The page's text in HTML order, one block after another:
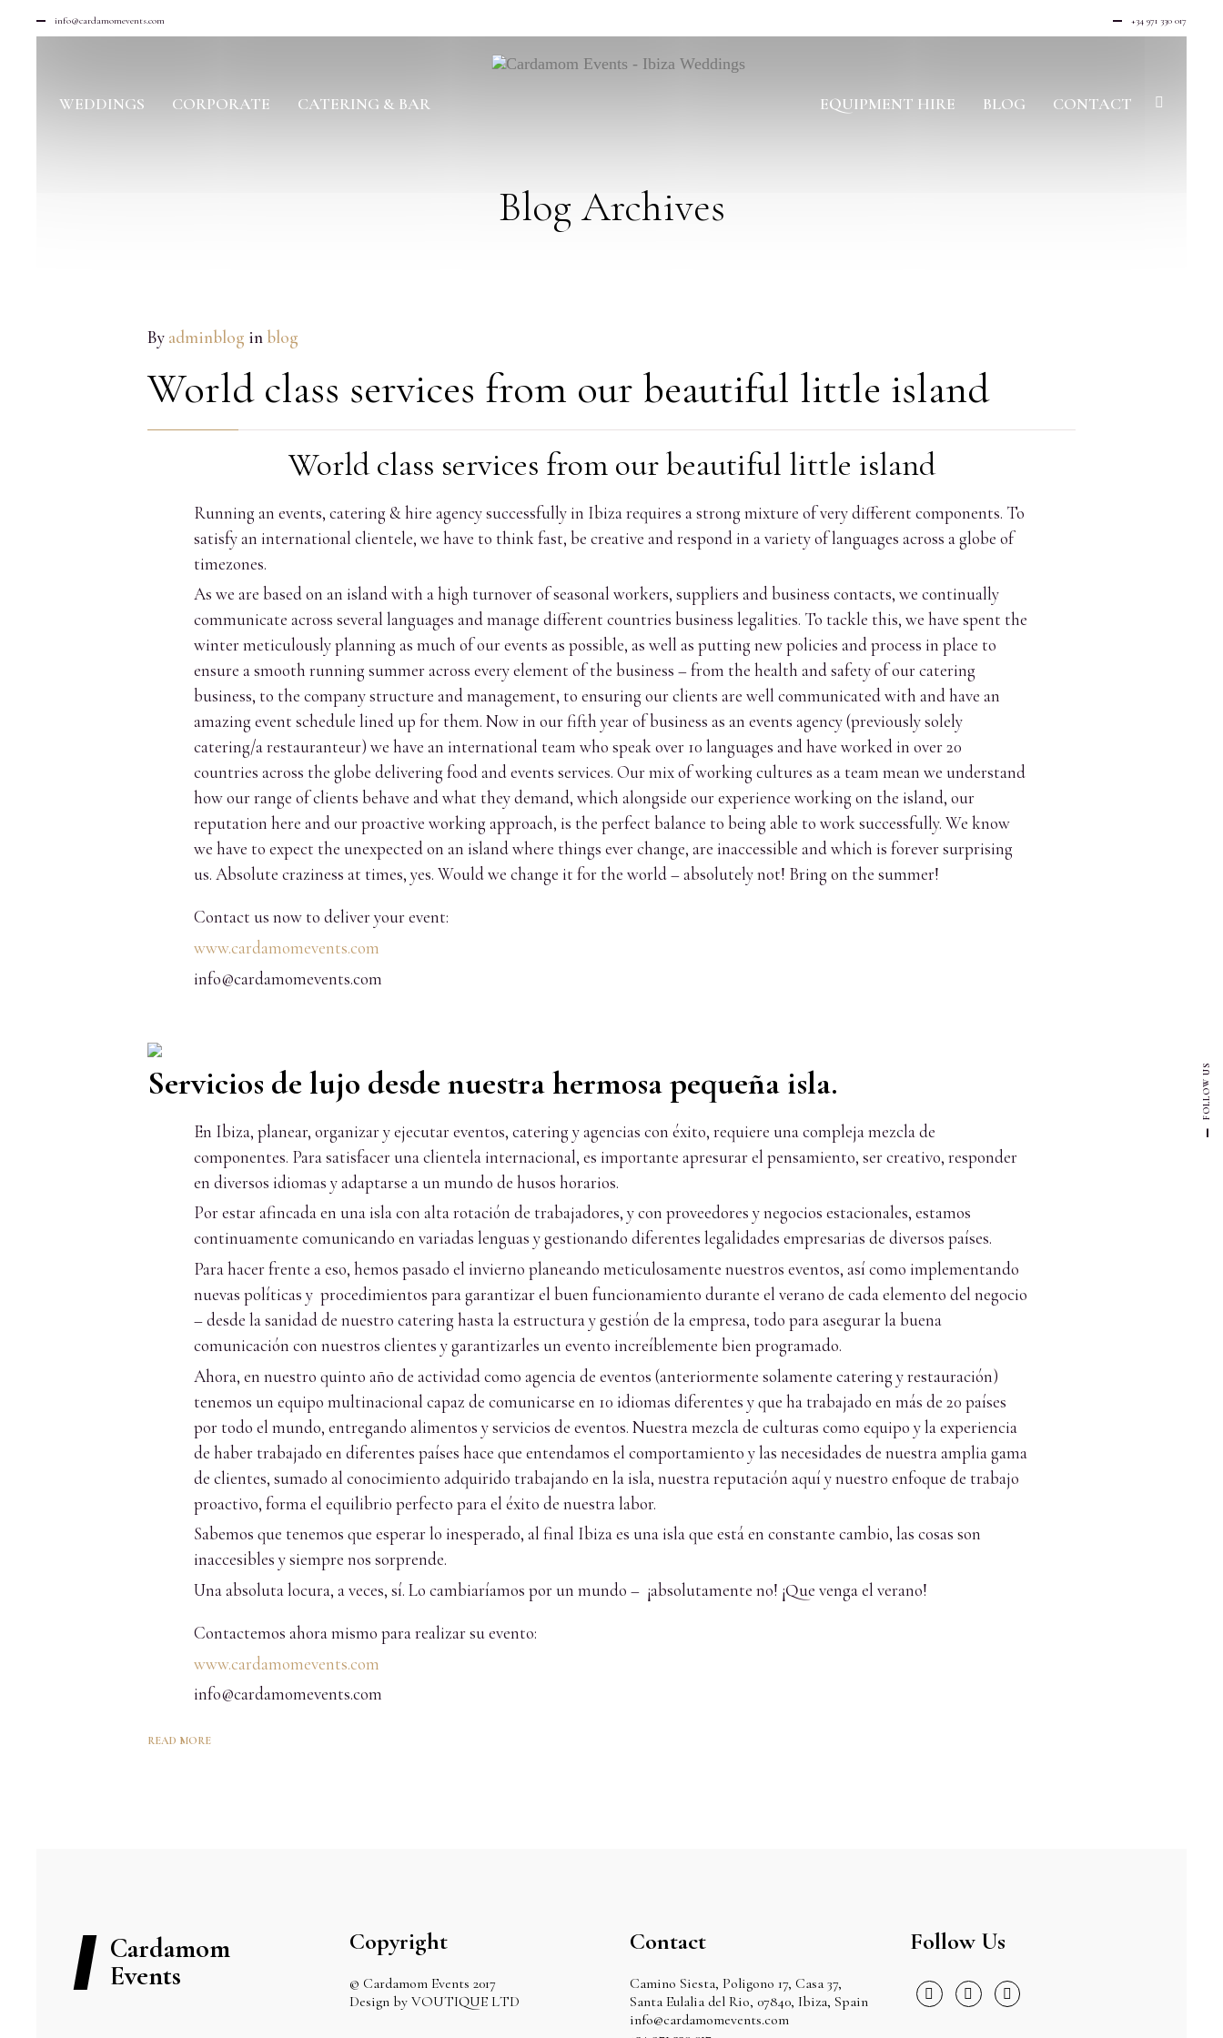
FOLLOW US
info@cardamomevents.com +34 971 330 017
WEDDINGS CORPORATE CATERING & BAR EQUIPMENT HIRE BLOG CONTACT
Blog Archives
14
NO
By adminblog in blog
World class services from our beautiful little island
World class services from our beautiful little island
Running an events, catering & hire agency successfully in Ibiza requires a strong mixture of very different components. To
satisfy an international clientele, we have to think fast, be creative and respond in a variety of languages across a globe of
timezones.
As we are based on an island with a high turnover of seasonal workers, suppliers and business contacts, we continually
communicate across several languages and manage different countries business legalities. To tackle this, we have spent the
winter meticulously planning as much of our events as possible, as well as putting new policies and process in place to
ensure a smooth running summer across every element of the business – from the health and safety of our catering
business, to the company structure and management, to ensuring our clients are well communicated with and have an
amazing event schedule lined up for them. Now in our fifth year of business as an events agency (previously solely
catering/a restauranteur) we have an international team who speak over 10 languages and have worked in over 20
countries across the globe delivering food and events services. Our mix of working cultures as a team mean we understand
how our range of clients behave and what they demand, which alongside our experience working on the island, our
reputation here and our proactive working approach, is the perfect balance to being able to work successfully. We know
we have to expect the unexpected on an island where things ever change, are inaccessible and which is forever surprising
us. Absolute craziness at times, yes. Would we change it for the world – absolutely not! Bring on the summer!
Contact us now to deliver your event:
www.cardamomevents.com
info@cardamomevents.com
Servicios de lujo desde nuestra hermosa pequeña isla.
En Ibiza, planear, organizar y ejecutar eventos, catering y agencias con éxito, requiere una compleja mezcla de
componentes. Para satisfacer una clientela internacional, es importante apresurar el pensamiento, ser creativo, responder
en diversos idiomas y adaptarse a un mundo de husos horarios.
Por estar afincada en una isla con alta rotación de trabajadores, y con proveedores y negocios estacionales, estamos
continuamente comunicando en variadas lenguas y gestionando diferentes legalidades empresarias de diversos países.
Para hacer frente a eso, hemos pasado el invierno planeando meticulosamente nuestros eventos, así como implementando
nuevas políticas y procedimientos para garantizar el buen funcionamiento durante el verano de cada elemento del negocio
– desde la sanidad de nuestro catering hasta la estructura y gestión de la empresa, todo para asegurar la buena
comunicación con nuestros clientes y garantizarles un evento increíblemente bien programado.
Ahora, en nuestro quinto año de actividad como agencia de eventos (anteriormente solamente catering y restauración)
tenemos un equipo multinacional capaz de comunicarse en 10 idiomas diferentes y que ha trabajado en más de 20 países
por todo el mundo, entregando alimentos y servicios de eventos. Nuestra mezcla de culturas como equipo y la experiencia
de haber trabajado en diferentes países hace que entendamos el comportamiento y las necesidades de nuestra amplia gama
de clientes, sumado al conocimiento adquirido trabajando en la isla, nuestra reputación aquí y nuestro enfoque de trabajo
proactivo, forma el equilibrio perfecto para el éxito de nuestra labor.
Sabemos que tenemos que esperar lo inesperado, al final Ibiza es una isla que está en constante cambio, las cosas son
inaccesibles y siempre nos sorprende.
Una absoluta locura, a veces, sí. Lo cambiaríamos por un mundo – ¡absolutamente no! ¡Que venga el verano!
Contactemos ahora mismo para realizar su evento:
www.cardamomevents.com
info@cardamomevents.com
READ MORE
Cardamom
Events
Copyright
© Cardamom Events 2017
Design by VOUTIQUE LTD
Contact
Camino Siesta, Poligono 17, Casa 37,
Santa Eulalia del Rio, 07840, Ibiza, Spain
info@cardamomevents.com
Follow Us